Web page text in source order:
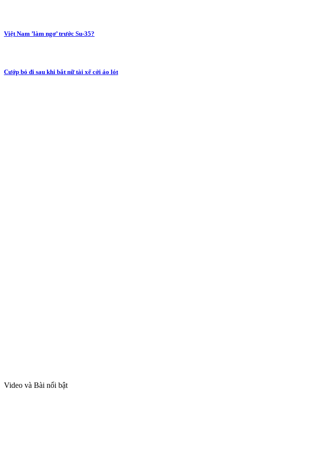
Việt Nam ’làm ngơ’ trước Su-35?
Cướp bỏ đi sau khi bắt nữ tài xế cởi áo lót
Video và Bài nổi bật